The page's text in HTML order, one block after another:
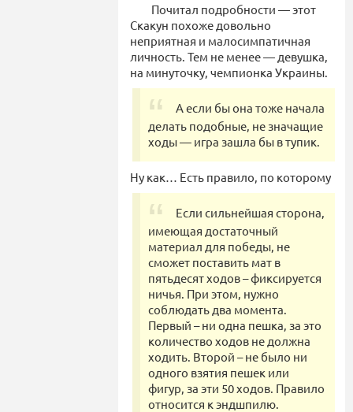
Почитал подробности — этот
Скакун похоже довольно
неприятная и малосимпатичная
личность. Тем не менее — девушка,
на минуточку, чемпионка Украины.
А если бы она тоже начала
делать подобные, не значащие
ходы — игра зашла бы в тупик.
Ну как… Есть правило, по которому
Если сильнейшая сторона,
имеющая достаточный
материал для победы, не
сможет поставить мат в
пятьдесят ходов – фиксируется
ничья. При этом, нужно
соблюдать два момента.
Первый – ни одна пешка, за это
количество ходов не должна
ходить. Второй – не было ни
одного взятия пешек или
фигур, за эти 50 ходов. Правило
относится к эндшпилю.